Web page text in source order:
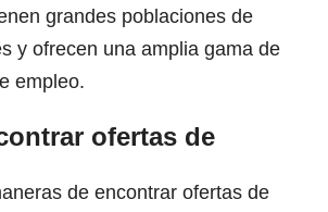
grandes poblaciones de
y ofrecen una amplia gama de
empleo.
ofertas de
de encontrar ofertas de